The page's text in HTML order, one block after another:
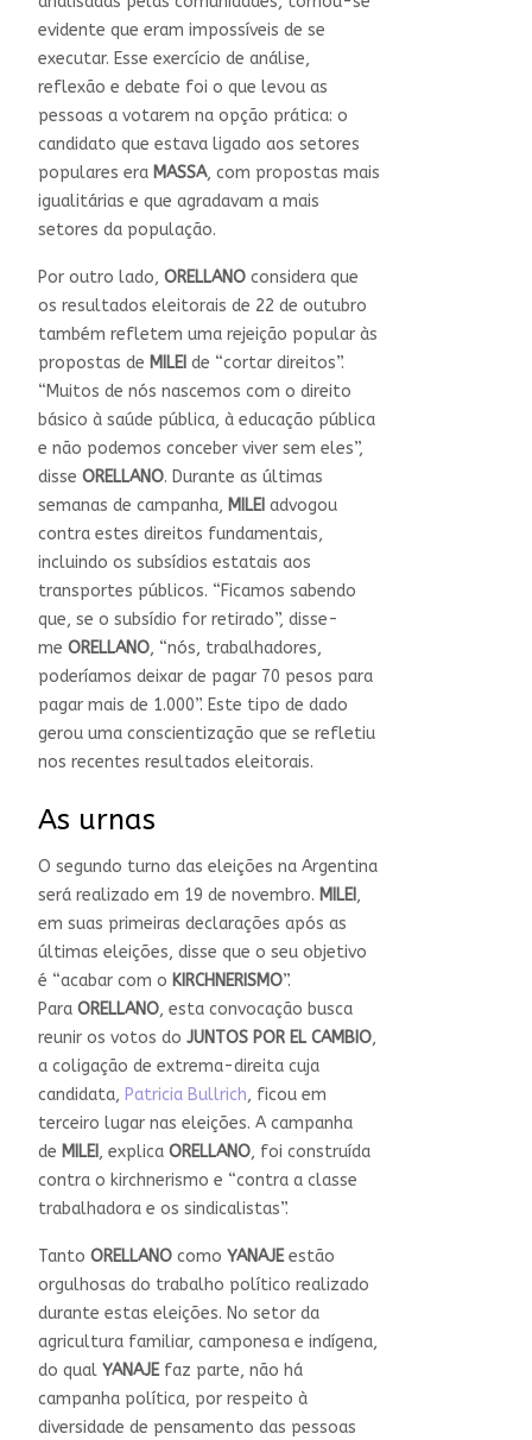
evidente que eram impossíveis de se
executar. Esse exercício de análise,
reflexão e debate foi o que levou as
pessoas a votarem na opção prática: o
candidato que estava ligado aos setores
populares era MASSA, com propostas mais
igualitárias e que agradavam a mais
setores da população.
Por outro lado, ORELLANOconsidera que
os resultados eleitorais de 22 de outubro
também refletem uma rejeição popular às
propostas de MILEI de “cortar direitos”.
“Muitos de nós nascemos com o direito
básico à saúde pública, à educação pública
e não podemos conceber viver sem eles”,
disse ORELLANO. Durante as últimas
semanas de campanha, MILEI advogou
contra estes direitos fundamentais,
incluindo os subsídios estatais aos
transportes públicos. “Ficamos sabendo
que, se o subsídio for retirado”, disse-
me ORELLANO, “nós, trabalhadores,
poderíamos deixar de pagar 70 pesos para
pagar mais de 1.000”. Este tipo de dado
gerou uma conscientização que se refletiu
nos recentes resultados eleitorais.
As urnas
O segundo turno das eleições na Argentina
será realizado em 19 de novembro. MILEI ,
em suas primeiras declarações após as
últimas eleições, disse que o seu objetivo
é “acabar com o KIRCHNERISMO”.
Para ORELLANO, esta convocação busca
reunir os votos do JUNTOS POR EL CAMBIO,
a coligação de extrema-direita cuja
candidata, Patricia Bullrich, ficou em
terceiro lugar nas eleições. A campanha
de MILEI , explica ORELLANO, foi construída
contra o kirchnerismo e “contra a classe
trabalhadora e os sindicalistas”.
Tanto ORELLANOcomo YANAJEestão
orgulhosas do trabalho político realizado
durante estas eleições. No setor da
agricultura familiar, camponesa e indígena,
do qual YANAJEfaz parte, não há
campanha política, por respeito à
diversidade de pensamento das pessoas